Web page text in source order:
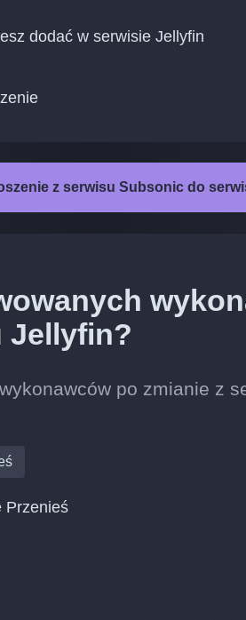
dodać w serwisie Jellyfin
z serwisu Subsonic do
Jellyfin?
po zmianie z
Przenieś